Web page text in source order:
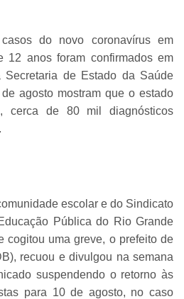
do novo coronavírus em
12 anos foram confirmados em
de Estado da Saúde
agosto mostram que o estado
cerca de 80 mil diagnósticos
escolar e do Sindicato
Pública do Rio Grande
cogitou uma greve, o prefeito de
recuou e divulgou na semana
suspendendo o retorno às
para 10 de agosto, no caso